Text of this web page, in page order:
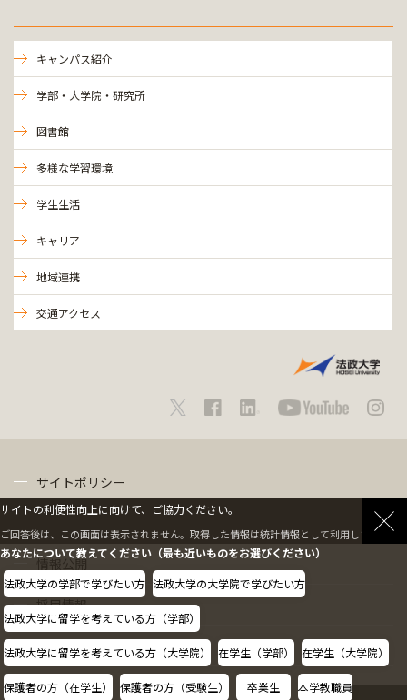
キャンパス紹介
学部・大学院・研究所
図書館
多様な学習環境
学生生活
キャリア
地域連携
交通アクセス
サイトポリシー
情報公開
採用情報
教職員の方へ
サイトの利便性向上に向けて、ご協力ください。
ご回答後は、この画面は表示されません。取得した情報は統計情報として利用します。
あなたについて教えてください（最も近いものをお選びください）
法政大学の学部で学びたい方 法政大学の大学院で学びたい方
法政大学に留学を考えている方（学部）
法政大学に留学を考えている方（大学院） 在学生（学部） 在学生（大学院）
保護者の方（在学生） 保護者の方（受験生） 卒業生 本学教職員